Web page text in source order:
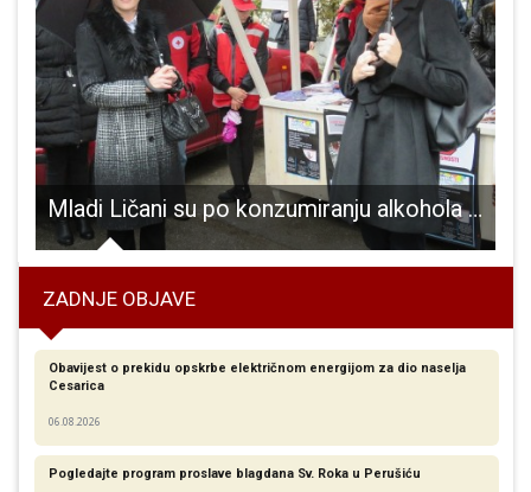
Mladi Ličani su po konzumiranju alkohola i pušenju cigareta iznad nacionalnog prosjeka.
ZADNJE OBJAVE
Obavijest o prekidu opskrbe električnom energijom za dio naselja
Cesarica
06.08.2026
Pogledajte program proslave blagdana Sv. Roka u Perušiću